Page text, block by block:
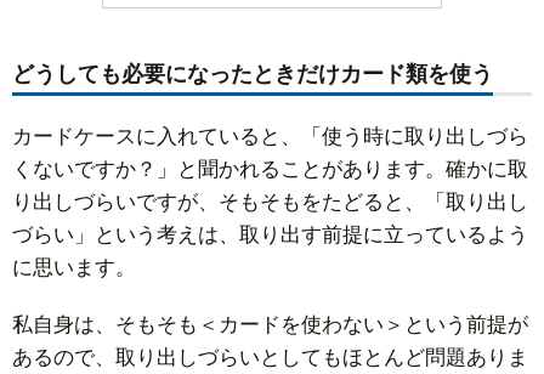
どうしても必要になったときだけカード類を使う
カードケースに入れていると、「使う時に取り出しづら
くないですか？」と聞かれることがあります。確かに取
り出しづらいですが、そもそもをたどると、「取り出し
づらい」という考えは、取り出す前提に立っているよう
に思います。
私自身は、そもそも＜カードを使わない＞という前提が
あるので、取り出しづらいとしてもほとんど問題ありま